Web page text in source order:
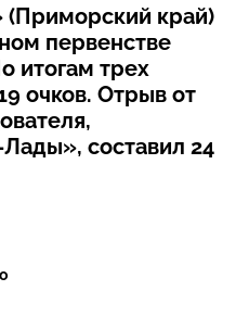
край)
первенстве
итогам трех
очков. Отрыв от
составил 24